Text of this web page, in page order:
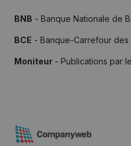
BNB - Banque Nationale de
BCE - Banque-Carrefour des
Moniteur - Publications par